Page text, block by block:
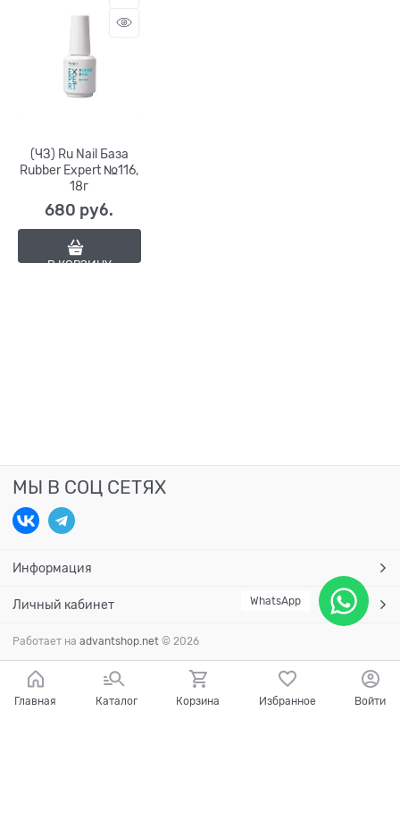
(ЧЗ) Ru Nail База
Rubber Expert №116,
18г
680 руб.
В КОРЗИНУ
МЫ В СОЦ СЕТЯХ
Информация
Личный кабинет
Работает на advantshop.net © 2026
Главная Каталог Корзина Избранное Войти
WhatsApp